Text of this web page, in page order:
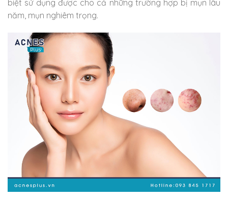
biệt sử dụng được cho cả những trường hợp bị mụn lâu
năm, mụn nghiêm trọng.